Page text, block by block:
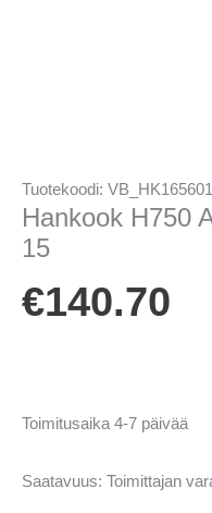
Tuotekoodi:
Hankook H750
15
€140.70
Toimitusaika 4-7 päivää
Saatavuus: Toimittajan